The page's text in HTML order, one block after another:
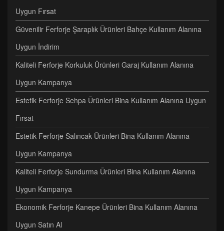
Uygun Fırsat
Güvenilir Ferforje Şaraplık Ürünleri Bahçe Kullanım Alanına
Uygun İndirim
Kaliteli Ferforje Korkuluk Ürünleri Garaj Kullanım Alanına
Uygun Kampanya
Estetik Ferforje Sehpa Ürünleri Bina Kullanım Alanına Uygun
Fırsat
Estetik Ferforje Salıncak Ürünleri Bina Kullanım Alanına
Uygun Kampanya
Kaliteli Ferforje Sundurma Ürünleri Bina Kullanım Alanına
Uygun Kampanya
Ekonomik Ferforje Kanepe Ürünleri Bina Kullanım Alanına
Uygun Satın Al